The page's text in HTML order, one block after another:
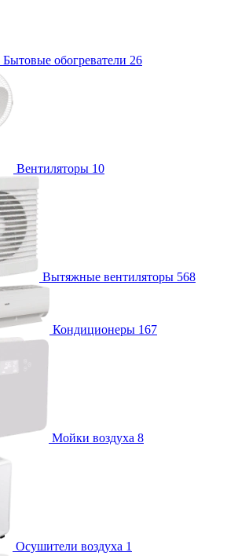
Бытовые обогреватели 26
Вентиляторы 10
Вытяжные вентиляторы 568
Кондиционеры 167
Мойки воздуха 8
Осушители воздуха 1